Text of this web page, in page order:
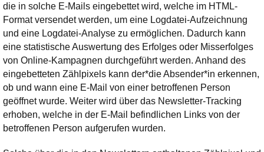
die in solche E-Mails eingebettet wird, welche im HTML-
Format versendet werden, um eine Logdatei-Aufzeichnung
und eine Logdatei-Analyse zu ermöglichen. Dadurch kann
eine statistische Auswertung des Erfolges oder Misserfolges
von Online-Kampagnen durchgeführt werden. Anhand des
eingebetteten Zählpixels kann der*die Absender*in erkennen,
ob und wann eine E-Mail von einer betroffenen Person
geöffnet wurde. Weiter wird über das Newsletter-Tracking
erhoben, welche in der E-Mail befindlichen Links von der
betroffenen Person aufgerufen wurden.